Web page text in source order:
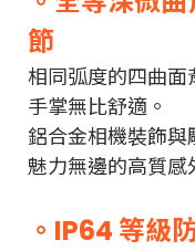
節
相同弧度的四曲
手掌無比舒適。
鋁合金相機裝飾
魅力無邊的高質感
。IP64 等級